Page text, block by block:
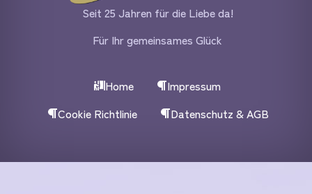
Seit 25 Jahren für die Liebe da!
Für Ihr gemeinsames Glück
Home
Impressum
Cookie Richtlinie
Datenschutz & AGB